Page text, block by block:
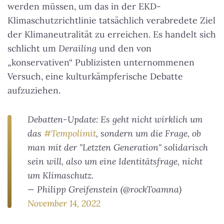
werden müssen, um das in der EKD-
Klimaschutzrichtlinie tatsächlich verabredete Ziel
der Klimaneutralität zu erreichen. Es handelt sich
schlicht um Derailing und den von
„konservativen“ Publizisten unternommenen
Versuch, eine kulturkämpferische Debatte
aufzuziehen.
Debatten-Update: Es geht nicht wirklich um
das #Tempolimit, sondern um die Frage, ob
man mit der "Letzten Generation" solidarisch
sein will, also um eine Identitätsfrage, nicht
um Klimaschutz.
— Philipp Greifenstein (@rockToamna)
November 14, 2022